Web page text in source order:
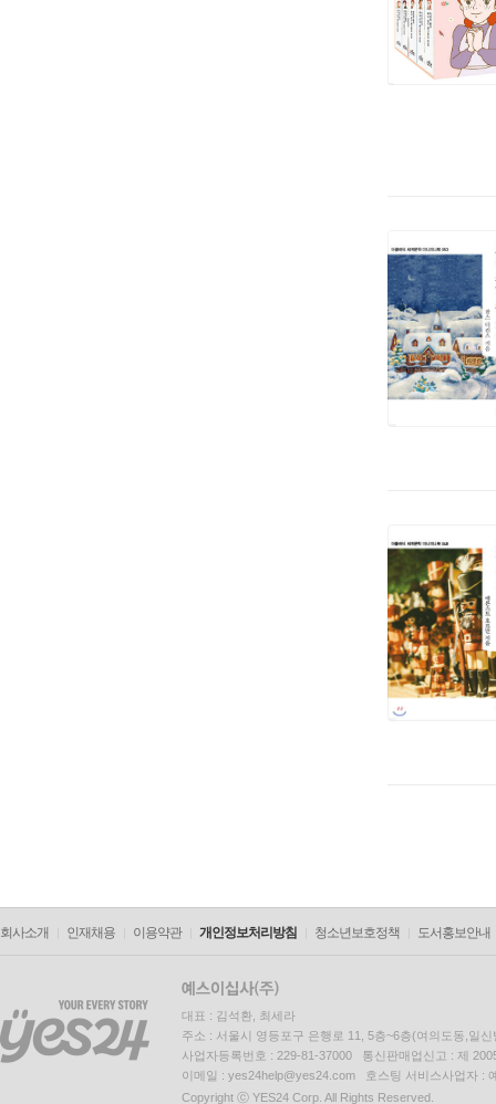
회사소개 인재채용 이용약관 개인정보처리방침 청소년보호정책 도서홍보안내
대표 : 김석환, 최세라
주소 : 서울시 영등포구 은행로 11, 5층~6층(여의도동,일신
사업자등록번호 : 229-81-37000 통신판매업신고 : 제
이메일 : yes24help@yes24.com 호스팅 서비스사업자 :
Copyright ⓒ YES24 Corp. All Rights Reserved.